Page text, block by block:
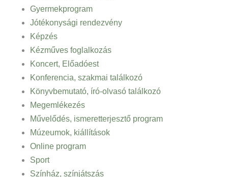
Gyermekprogram
Jótékonysági rendezvény
Képzés
Kézműves foglalkozás
Koncert, Előadóest
Konferencia, szakmai találkozó
Könyvbemutató, író-olvasó találkozó
Megemlékezés
Művelődés, ismeretterjesztő program
Múzeumok, kiállítások
Online program
Sport
Színház, színjátszás